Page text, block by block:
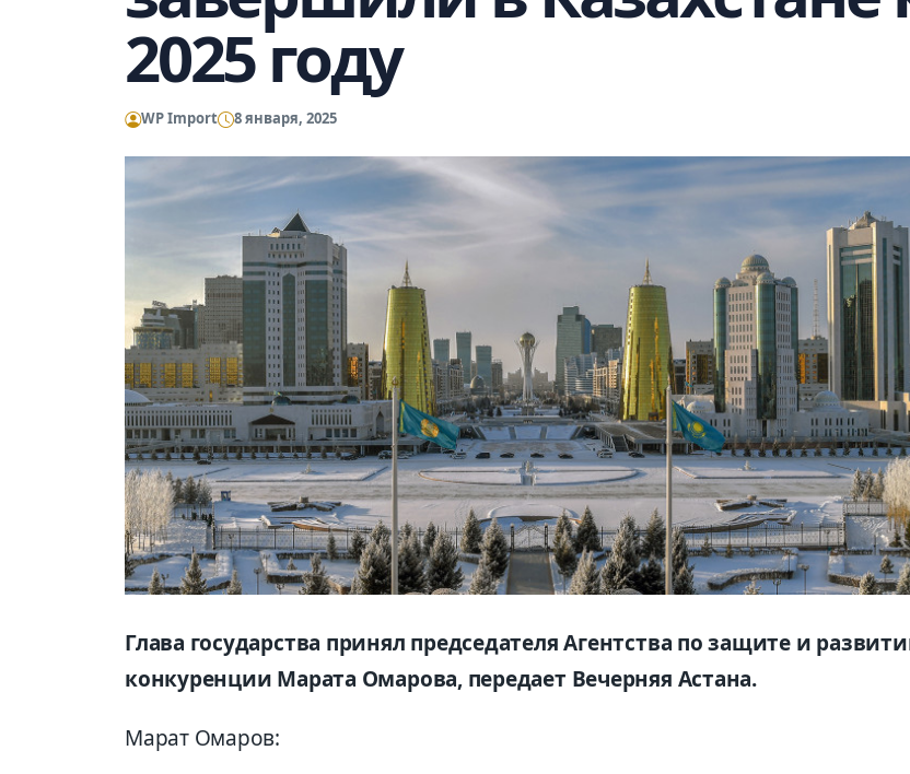
2025 году
WP Import 8 января, 2025
Глава государства принял председателя Агентства по защите и
конкуренции Марата Омарова, передает Вечерняя Астана.
Марат Омаров: